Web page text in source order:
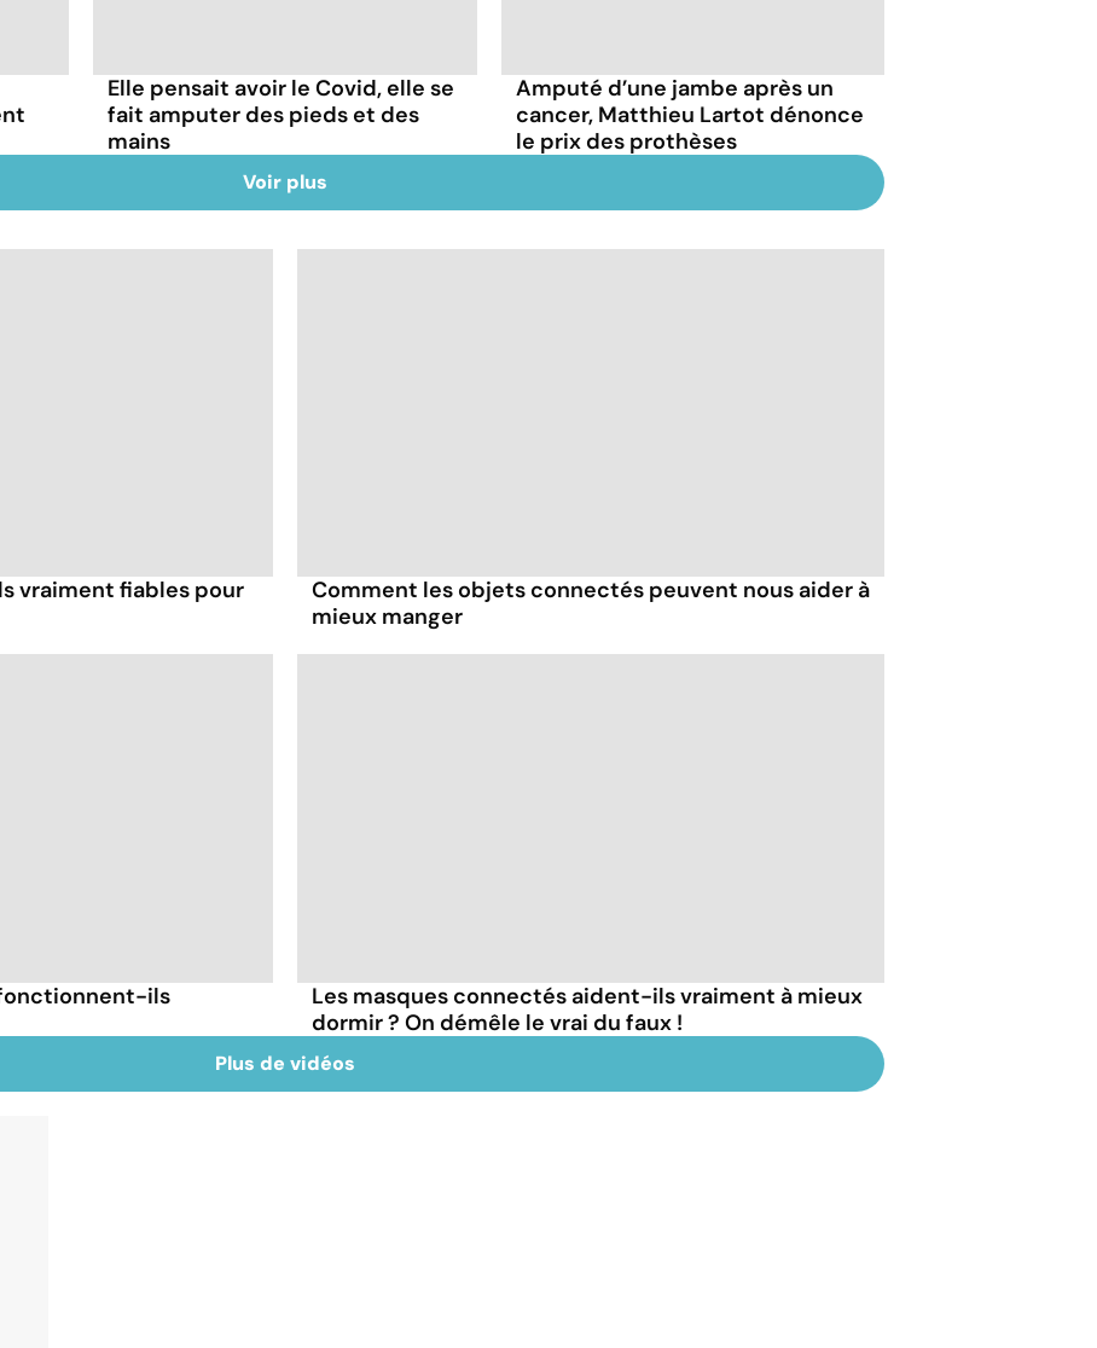
Elle pensait avoir le Covid, elle se
fait amputer des pieds et des
mains
Amputé d’une jambe après un
cancer, Matthieu Lartot dénonce
le prix des prothèses
Voir plus
vraiment fiables pour
Comment les objets connectés peuvent nous aider à
mieux manger
ils
Les masques connectés aident-ils vraiment à mieux
dormir ? On démêle le vrai du faux !
Plus de vidéos